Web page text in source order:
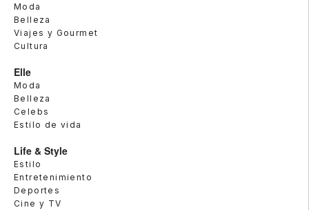
Moda
Belleza
Viajes y Gourmet
Cultura
Elle
Moda
Belleza
Celebs
Estilo de vida
Life & Style
Estilo
Entretenimiento
Deportes
Cine y TV